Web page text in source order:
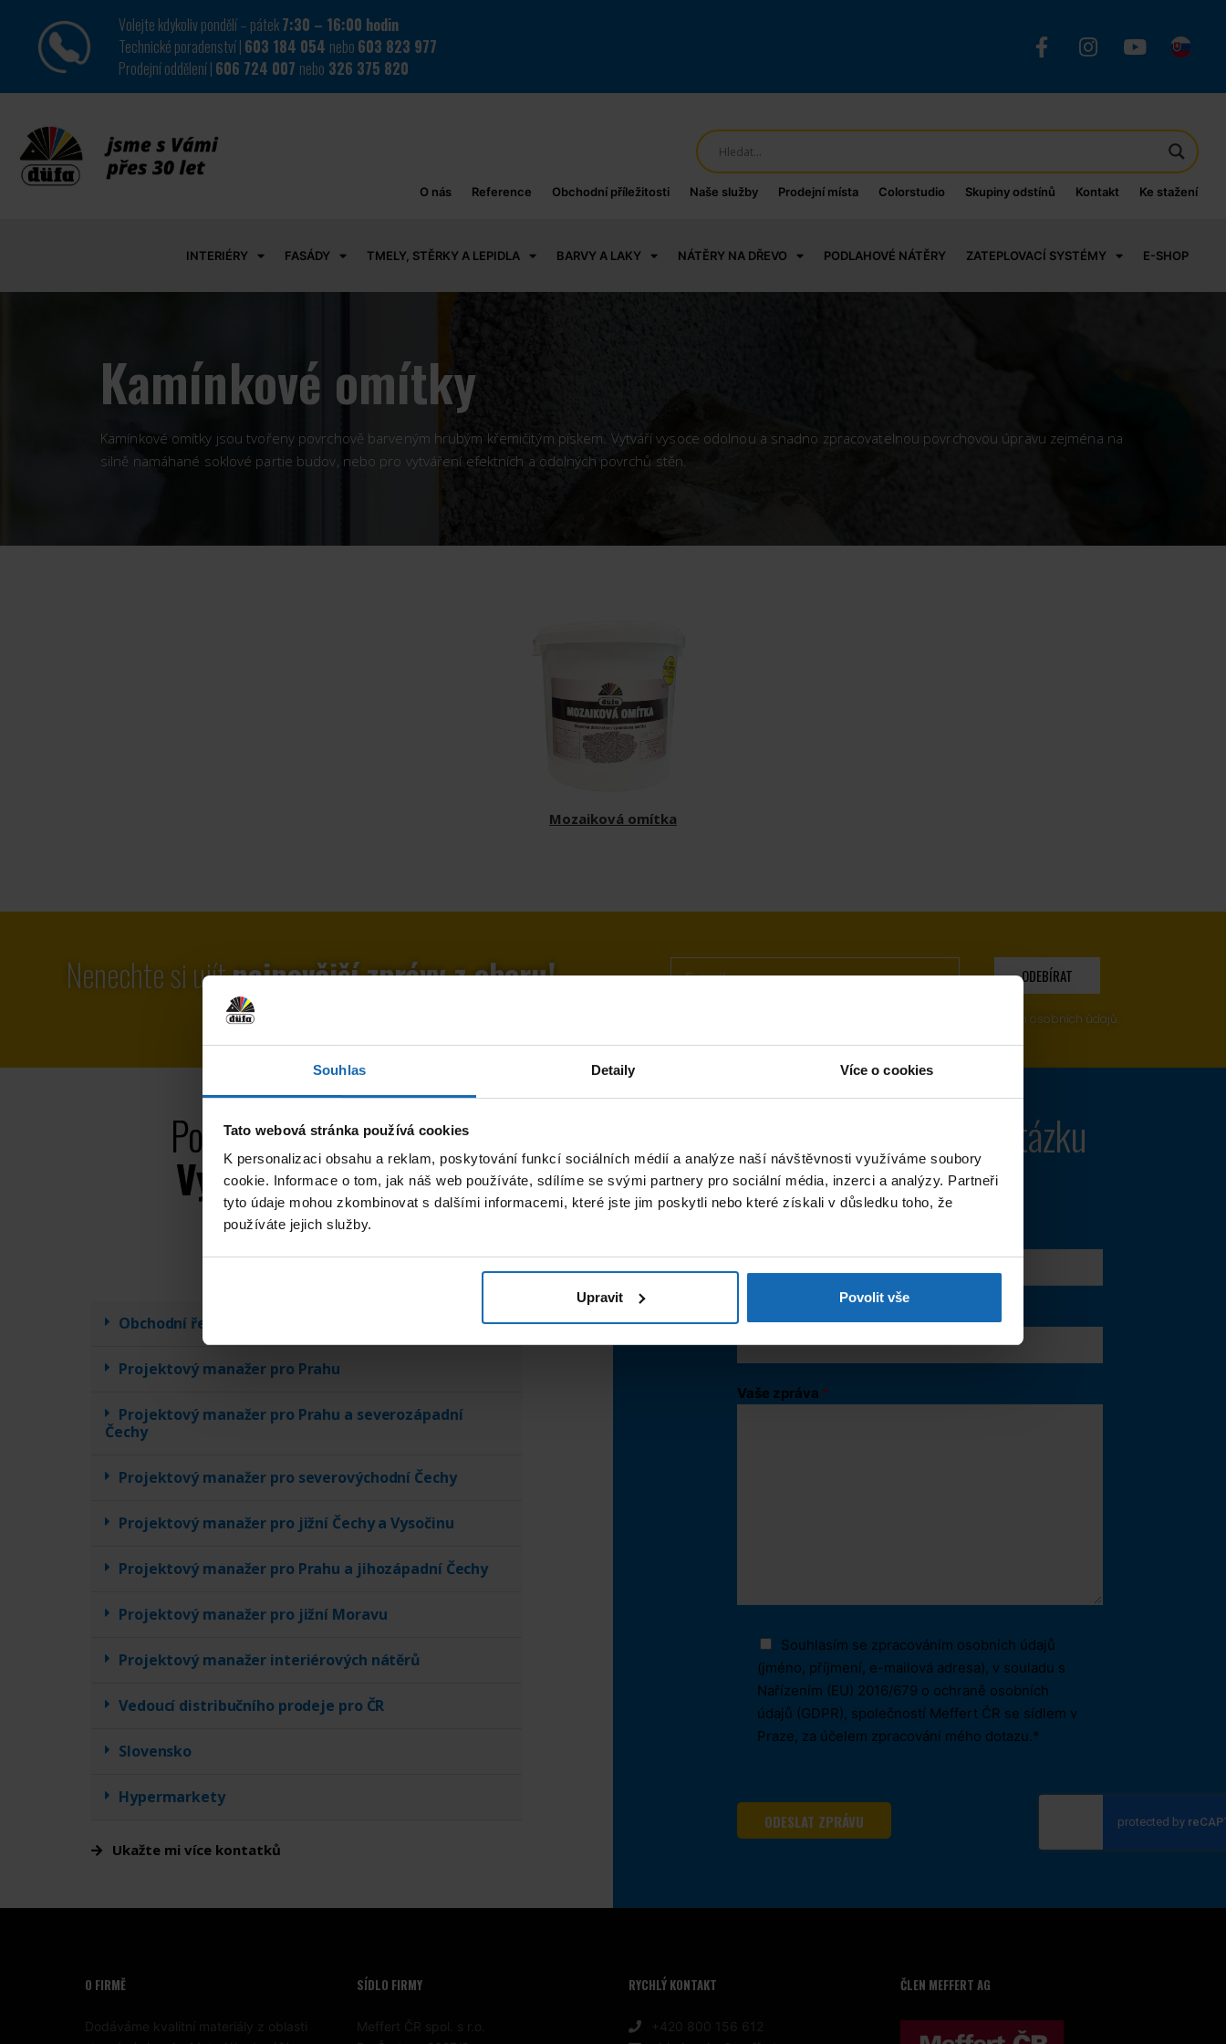
Souhlas Detaily Více o cookies
Tato webová stránka používá cookies
K personalizaci obsahu a reklam, poskytování funkcí sociálních médií a analýze naší návštěvnosti využíváme soubory
cookie. Informace o tom, jak náš web používáte, sdílíme se svými partnery pro sociální média, inzerci a analýzy. Partneři
tyto údaje mohou zkombinovat s dalšími informacemi, které jste jim poskytli nebo které získali v důsledku toho, že
používáte jejich služby.
Upravit Povolit vše
Volejte kdykoliv pondělí – pátek7:30 – 16:00 hodin
Technické poradenství | 603 184 054 nebo 603 823 977
Prodejní oddělení | 606 724 007 nebo 326 375 820
O nás Reference Obchodní příležitosti Naše služby Prodejní místa Colorstudio Skupiny odstínů Kontakt Ke stažení
INTERIÉRY FASÁDY TMELY, STĚRKY A LEPIDLA BARVY A LAKY NÁTĚRY NA DŘEVO PODLAHOVÉ NÁTĚRY ZATEPLOVACÍ SYSTÉMY E-SHOP
Kamínkové omítky
Kamínkové omítky jsou tvořeny povrchově barveným hrubým křemičitým pískem. Vytváří vysoce odolnou a snadno zpracovatelnou povrchovou úpravu zejména na
silně namáhané soklové partie budov, nebo pro vytváření efektních a odolných povrchů stěn.
Mozaiková omítka
Nenechte si ujítnejnovější zprávy z oboru! ODEBÍRAT
Stistknutím tlačítka odebírat potvrzujete souhlas se zpracováním osobních údajů.
Potřebujete poradit?
Vyberte si svého
odborníka!
Obchodní ředitel
Projektový manažer pro Prahu
Projektový manažer pro Prahu a severozápadní
Čechy
Projektový manažer pro severovýchodní Čechy
Projektový manažer pro jižní Čechy a Vysočinu
Projektový manažer pro Prahu a jihozápadní Čechy
Projektový manažer pro jižní Moravu
Projektový manažer interiérových nátěrů
Vedoucí distribučního prodeje pro ČR
Slovensko
Hypermarkety
Ukažte mi více kontatků
Zodpovíme každou otázku
do 24 hod!
Vaše zpráva *
Souhlasím se zpracováním osobních údajů
(jméno, příjmení, e-mailová adresa), v souladu s
Nařízením (EU) 2016/679 o ochraně osobních
údajů (GDPR), společností Meffert ČR se sídlem v
Praze, za účelem zpracování mého dotazu.*
ODESLAT ZPRÁVU
O FIRMĚ
Dodáváme kvalitní materiály z oblasti
SÍDLO FIRMY
Meffert ČR spol. s r.o.
RYCHLÝ KONTAKT
+420 800 156 612
ČLEN MEFFERT AG